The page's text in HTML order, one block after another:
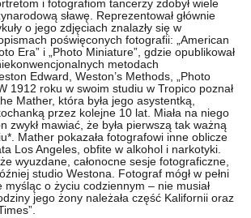
i fotografiom tancerzy zdobył wiele
sławę. Reprezentował głównie
o jego zdjęciach znalazły się w
poświęconych fotografii: „American
Era” i „Photo Miniature”, gdzie opublikował
metodach
Edward, Weston’s Methods, „Photo
1912 roku w swoim studiu w Tropico poznał
Mather, która była jego asystentką,
przez kolejne 10 lat. Miała na niego
zwykł mawiać, że była pierwszą tak ważną
Mather pokazała fotografowi inne oblicze
Los Angeles, obfite w alkohol i narkotyki.
wyuzdane, całonocne sesje fotograficzne,
studio Westona. Fotograf mógł w pełni
myśląc o życiu codziennym – nie musiał
jego żony należała część Kalifornii oraz